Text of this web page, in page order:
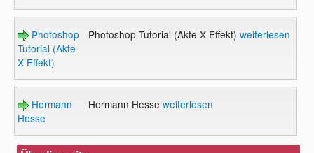
Photoshop
Tutorial (Akte
X Effekt)
Photoshop Tutorial (Akte X Effekt) weiterlesen
Hermann
Hesse
Hermann Hesse weiterlesen